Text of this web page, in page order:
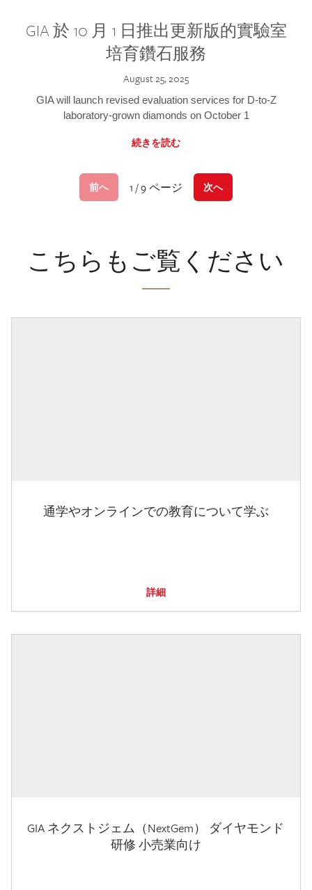
GIA 於 10 月 1 日推出更新版的實驗室
培育鑽石服務
August 25, 2025
GIA will launch revised evaluation services for D-to-Z
laboratory-grown diamonds on October 1
続きを読む
前へ 1 / 9 ページ 次へ
こちらもご覧ください
通学やオンラインでの教育について学ぶ
詳細
GIA ネクストジェム（NextGem） ダイヤモンド
研修 小売業向け